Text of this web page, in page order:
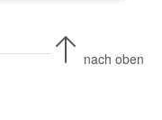
nach oben